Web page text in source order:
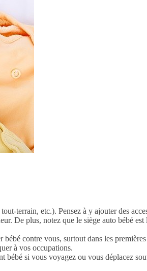
terrain, etc.). Pensez à y ajouter des
De plus, notez que le siège auto bébé
bébé contre vous, surtout dans les
à vos occupations.
si vous voyagez ou vous déplacez